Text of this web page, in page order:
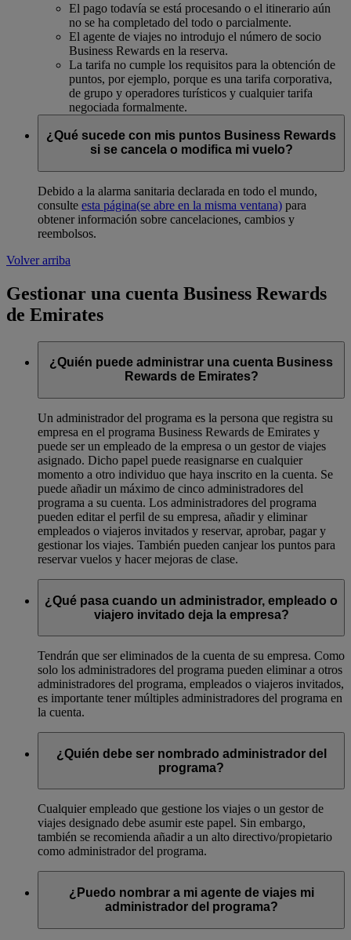
El pago todavía se está procesando o el itinerario aún
no se ha completado del todo o parcialmente.
El agente de viajes no introdujo el número de socio
Business Rewards en la reserva.
La tarifa no cumple los requisitos para la obtención de
puntos, por ejemplo, porque es una tarifa corporativa,
de grupo y operadores turísticos y cualquier tarifa
negociada formalmente.
¿Qué sucede con mis puntos Business Rewards
si se cancela o modifica mi vuelo?
Debido a la alarma sanitaria declarada en todo el mundo,
consulte esta página(se abre en la misma ventana) para
obtener información sobre cancelaciones, cambios y
reembolsos.
Volver arriba
Gestionar una cuenta Business Rewards
de Emirates
¿Quién puede administrar una cuenta Business
Rewards de Emirates?
Un administrador del programa es la persona que registra su
empresa en el programa Business Rewards de Emirates y
puede ser un empleado de la empresa o un gestor de viajes
asignado. Dicho papel puede reasignarse en cualquier
momento a otro individuo que haya inscrito en la cuenta. Se
puede añadir un máximo de cinco administradores del
programa a su cuenta. Los administradores del programa
pueden editar el perfil de su empresa, añadir y eliminar
empleados o viajeros invitados y reservar, aprobar, pagar y
gestionar los viajes. También pueden canjear los puntos para
reservar vuelos y hacer mejoras de clase.
¿Qué pasa cuando un administrador, empleado o
viajero invitado deja la empresa?
Tendrán que ser eliminados de la cuenta de su empresa. Como
solo los administradores del programa pueden eliminar a otros
administradores del programa, empleados o viajeros invitados,
es importante tener múltiples administradores del programa en
la cuenta.
¿Quién debe ser nombrado administrador del
programa?
Cualquier empleado que gestione los viajes o un gestor de
viajes designado debe asumir este papel. Sin embargo,
también se recomienda añadir a un alto directivo/propietario
como administrador del programa.
¿Puedo nombrar a mi agente de viajes mi
administrador del programa?